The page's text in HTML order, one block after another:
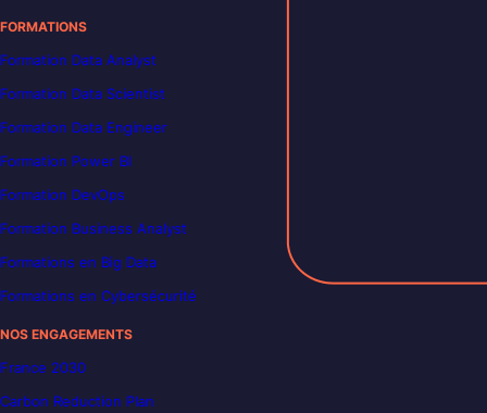
FORMATIONS
Formation Data Analyst
Formation Data Scientist
Formation Data Engineer
Formation Power BI
Formation DevOps
Formation Business Analyst
Formations en Big Data
Formations en Cybersécurité
NOS ENGAGEMENTS
France 2030
Carbon Reduction Plan